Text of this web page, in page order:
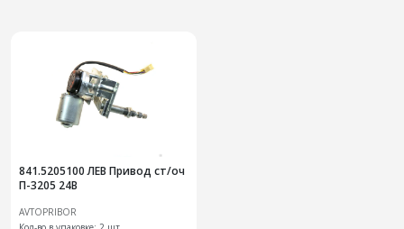
841.5205100 ЛЕВ Привод ст/оч
П-3205 24В
AVTOPRIBOR